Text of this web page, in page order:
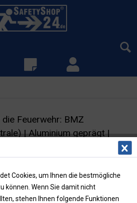
Feuerwehr: BMZ
| Aluminium geprägt |
Cookies, um Ihnen die bestmögliche
können. Wenn Sie damit nicht
stehen Ihnen folgende Funktionen